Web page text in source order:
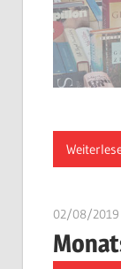
02/08/2019